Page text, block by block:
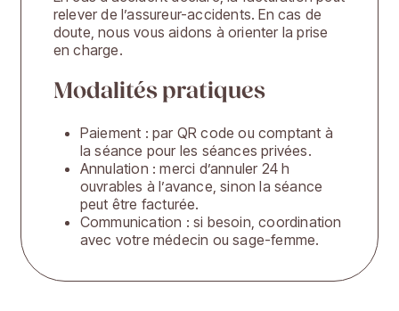
relever de l’assureur-accidents. En cas de
doute, nous vous aidons à orienter la prise
en charge.
Modalités pratiques
Paiement : par QR code ou comptant à
la séance pour les séances privées.
Annulation : merci d’annuler 24 h
ouvrables à l’avance, sinon la séance
peut être facturée.
Communication : si besoin, coordination
avec votre médecin ou sage-femme.